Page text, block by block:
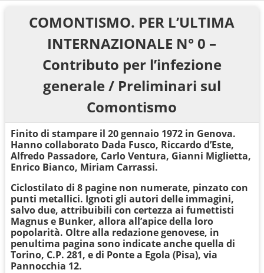
COMONTISMO. PER L’ULTIMA
INTERNAZIONALE N° 0 –
Contributo per l’infezione
generale / Preliminari sul
Comontismo
Finito di stampare il 20 gennaio 1972 in Genova.
Hanno collaborato Dada Fusco, Riccardo d’Este,
Alfredo Passadore, Carlo Ventura, Gianni Miglietta,
Enrico Bianco, Miriam Carrassi.
Ciclostilato di 8 pagine non numerate, pinzato con
punti metallici. Ignoti gli autori delle immagini,
salvo due, attribuibili con certezza ai fumettisti
Magnus e Bunker, allora all’apice della loro
popolarità. Oltre alla redazione genovese, in
penultima pagina sono indicate anche quella di
Torino, C.P. 281, e di Ponte a Egola (Pisa), via
Pannocchia 12.